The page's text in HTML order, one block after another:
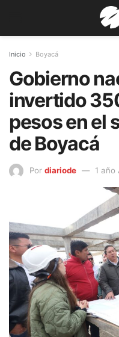
Inicio Boyacá
Gobierno
invertido
pesos en el
de Boyacá
Por diariode 1 año